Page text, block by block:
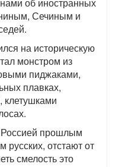
Сечиным и
на историческую
монстром из
пиджаками,
плавках,
клетушками
прошлым
отстают от
смелость это